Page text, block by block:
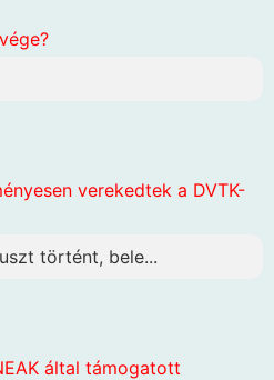
verekedtek a DVTK-
történt, bele...
által támogatott